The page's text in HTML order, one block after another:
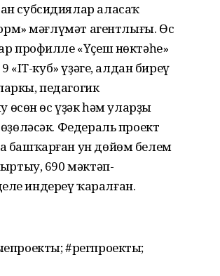
субсидиялар аласаҡ
мәғлүмәт агентлығы. Өс
профилле «Үҫеш нөктәһе»
куб» үҙәге, алдан биреү
педагогик
өс үҙәк һәм уларҙың
Федераль проект
башҡарған ун дөйөм белем
690 мәктәп-
индереү ҡаралған.
#регпроекты;